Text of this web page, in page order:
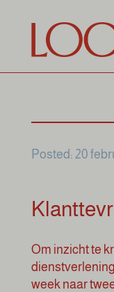
Posted: 20
Om inzicht te
week naar